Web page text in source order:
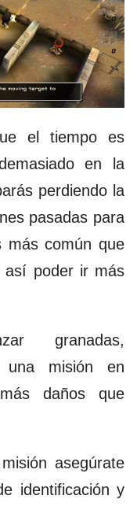
el tiempo es
en la
perdiendo la
pasadas para
más común que
así poder ir más
granadas,
una misión en
daños que
asegúrate
identificación y